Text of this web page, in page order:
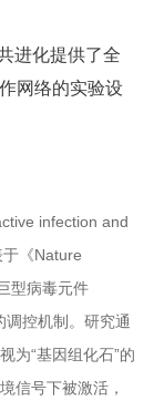
进化提供了全
网络的实验设
infection and
《Nature
型病毒元件
调控机制。研究通
为“基因组化石”的
信号下被激活，